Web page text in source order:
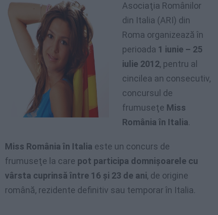
Asociaţia Românilor
din Italia (ARI) din
Roma organizează în
perioada 1 iunie – 25
iulie 2012, pentru al
cincilea an consecutiv,
concursul de
frumuseţe Miss
România în Italia.
Miss România în Italia este un concurs de
frumuseţe la care pot participa domnişoarele cu
vârsta cuprinsă între 16 şi 23 de ani, de origine
română, rezidente definitiv sau temporar în Italia.